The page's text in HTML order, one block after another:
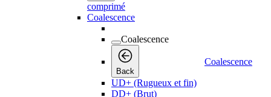
comprimé
Coalescence
Coalescence
Back
Coalescence
UD+ (Rugueux et fin)
DD+ (Brut)